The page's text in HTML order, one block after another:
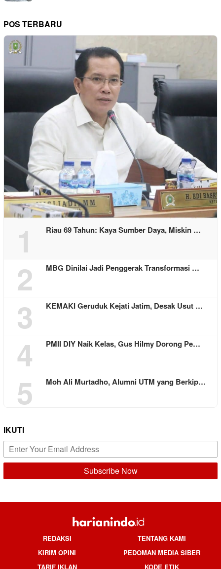
POS TERBARU
1 Riau 69 Tahun: Kaya Sumber Daya, Miskin …
2 MBG Dinilai Jadi Penggerak Transformasi …
3 KEMAKI Geruduk Kejati Jatim, Desak Usut …
4 PMII DIY Naik Kelas, Gus Hilmy Dorong Pe…
5 Moh Ali Murtadho, Alumni UTM yang Berkip…
IKUTI
REDAKSI
TENTANG KAMI
KIRIM OPINI
PEDOMAN MEDIA SIBER
TARIF IKLAN
KODE ETIK